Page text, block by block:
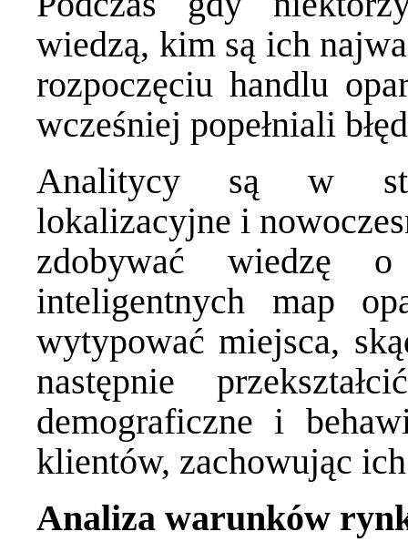
wiedzą, kim są ich
rozpoczęciu handlu
wcześniej popełniali
Analitycy są w
lokalizacyjne i
zdobywać wiedzę
inteligentnych map
wytypować miejsca,
następnie
demograficzne i
klientów, zachowując
Analiza warunków